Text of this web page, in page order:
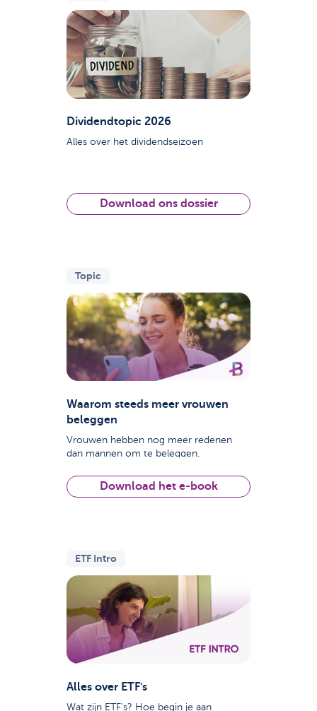
Dividendtopic 2026
Alles over het dividendseizoen
Download ons dossier
Topic
Waarom steeds meer vrouwen
beleggen
Vrouwen hebben nog meer redenen
dan mannen om te beleggen.
Download het e-book
ETF Intro
Alles over ETF's
Wat zijn ETF's? Hoe begin je aan